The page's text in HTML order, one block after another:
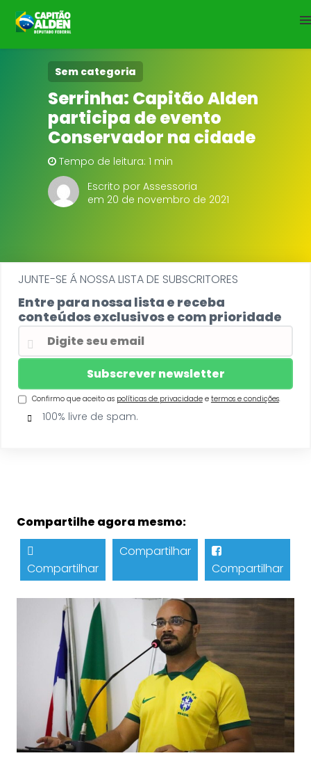
HOME
NOTÍCIAS
BIOGRAFIA
DOWNLOADS
EMENDAS
Sem categoria
Serrinha: Capitão Alden
participa de evento
Conservador na cidade
Tempo de leitura: 1 min
Escrito por Assessoria
em 20 de novembro de 2021
JUNTE-SE Á NOSSA LISTA DE SUBSCRITORES
Entre para nossa lista e receba
conteúdos exclusivos e com prioridade
Confirmo que aceito as políticas de privacidadee termos e condições.
100% livre de spam.
Compartilhe agora mesmo:
Compartilhar
Compartilhar
Compartilhar